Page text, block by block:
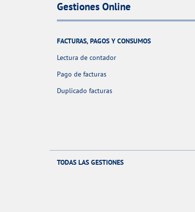
Gestiones Online
FACTURAS, PAGOS Y CONSUMOS
Lectura de contador
Pago de facturas
Duplicado facturas
TODAS LAS GESTIONES